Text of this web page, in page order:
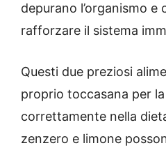
depurano l’organismo e
rafforzare il sistema
Questi due preziosi
proprio toccasana per
correttamente nella
zenzero e limone